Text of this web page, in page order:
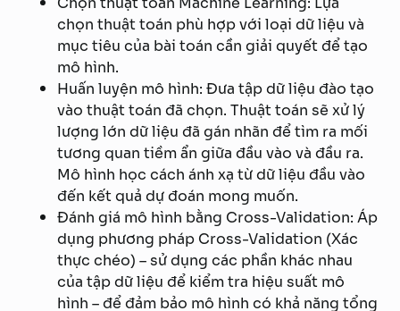
chọn thuật toán phù hợp với loại dữ liệu và
mục tiêu của bài toán cần giải quyết để tạo
mô hình.
Huấn luyện mô hình: Đưa tập dữ liệu đào tạo
vào thuật toán đã chọn. Thuật toán sẽ xử lý
lượng lớn dữ liệu đã gán nhãn để tìm ra mối
tương quan tiềm ẩn giữa đầu vào và đầu ra.
Mô hình học cách ánh xạ từ dữ liệu đầu vào
đến kết quả dự đoán mong muốn.
Đánh giá mô hình bằng Cross-Validation: Áp
dụng phương pháp Cross-Validation (Xác
thực chéo) – sử dụng các phần khác nhau
của tập dữ liệu để kiểm tra hiệu suất mô
hình – để đảm bảo mô hình có khả năng tổng